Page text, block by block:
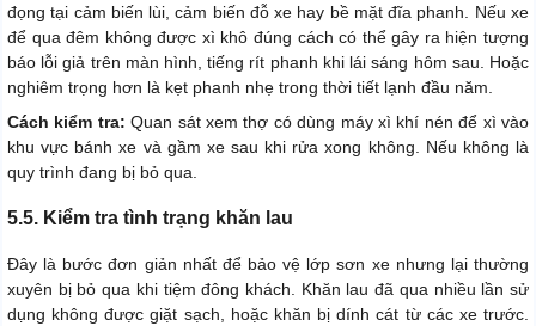
đọng tại cảm biến lùi, cảm biến đỗ xe hay bề mặt đĩa phanh. Nếu xe
để qua đêm không được xì khô đúng cách có thể gây ra hiện tượng
báo lỗi giả trên màn hình, tiếng rít phanh khi lái sáng hôm sau. Hoặc
nghiêm trọng hơn là kẹt phanh nhẹ trong thời tiết lạnh đầu năm.
Cách kiểm tra: Quan sát xem thợ có dùng máy xì khí nén để xì vào
khu vực bánh xe và gầm xe sau khi rửa xong không. Nếu không là
quy trình đang bị bỏ qua.
5.5. Kiểm tra tình trạng khăn lau
Đây là bước đơn giản nhất để bảo vệ lớp sơn xe nhưng lại thường
xuyên bị bỏ qua khi tiệm đông khách. Khăn lau đã qua nhiều lần sử
dụng không được giặt sạch, hoặc khăn bị dính cát từ các xe trước.